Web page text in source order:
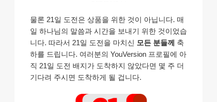
물론 21일 도전은 상품을 위한 것이 아닙니다. 매
일 하나님의 말씀과 시간을 보내기 위한 것이었습
니다. 따라서 21일 도전을 마치신 모든 분들께 축
하를 드립니다. 여러분의 YouVersion 프로필에 아
직 21일 도전 배지가 도착하지 않았다면 몇 주 더
기다려 주시면 도착하게 될 겁니다.